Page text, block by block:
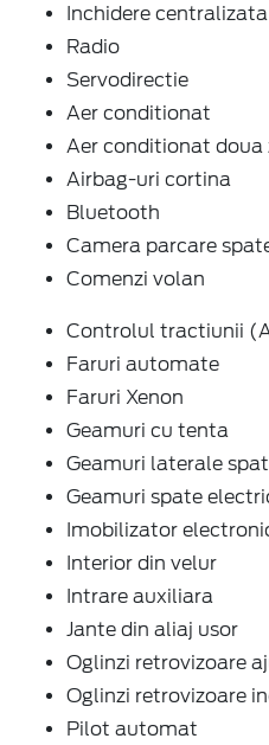
Inchidere centralizata
Radio
Servodirectie
Aer conditionat
Aer conditionat doua
Airbag-uri cortina
Bluetooth
Camera parcare
Comenzi volan
Controlul tractiunii
Faruri automate
Faruri Xenon
Geamuri cu tenta
Geamuri laterale
Geamuri spate
Imobilizator
Interior din velur
Intrare auxiliara
Jante din aliaj usor
Oglinzi retrovizoare
Oglinzi retrovizoare
Pilot automat